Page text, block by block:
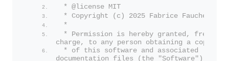
* @license MIT
* Copyright (c) 2025 Fabrice Faucheux
*
* Permission is hereby granted, free of
charge, to any person obtaining a copy
* of this software and associated
documentation files (the "Software"), to